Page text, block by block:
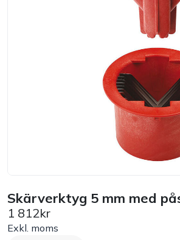
Råvaruhantering & lagring
Exponering & servering
Skärverktyg 5 mm med
1 812kr
Exkl. moms